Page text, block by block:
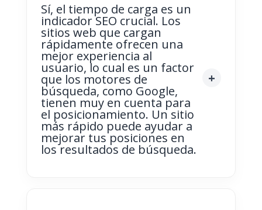
Sí, el tiempo de carga es un
indicador SEO crucial. Los
sitios web que cargan
rápidamente ofrecen una
mejor experiencia al
usuario, lo cual es un factor
que los motores de
búsqueda, como Google,
tienen muy en cuenta para
el posicionamiento. Un sitio
más rápido puede ayudar a
mejorar tus posiciones en
los resultados de búsqueda.